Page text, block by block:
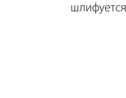
шлифуется